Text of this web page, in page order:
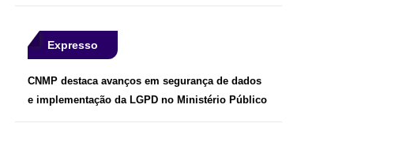
Expresso
CNMP destaca avanços em segurança de dados
e implementação da LGPD no Ministério Público